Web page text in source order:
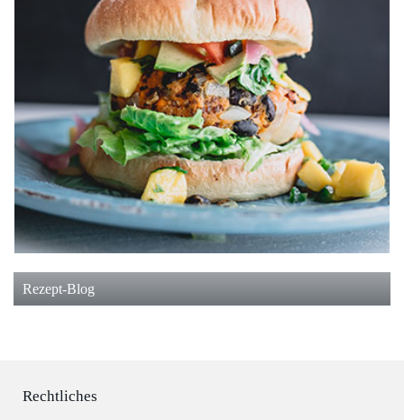
Rezept-Blog
Rechtliches